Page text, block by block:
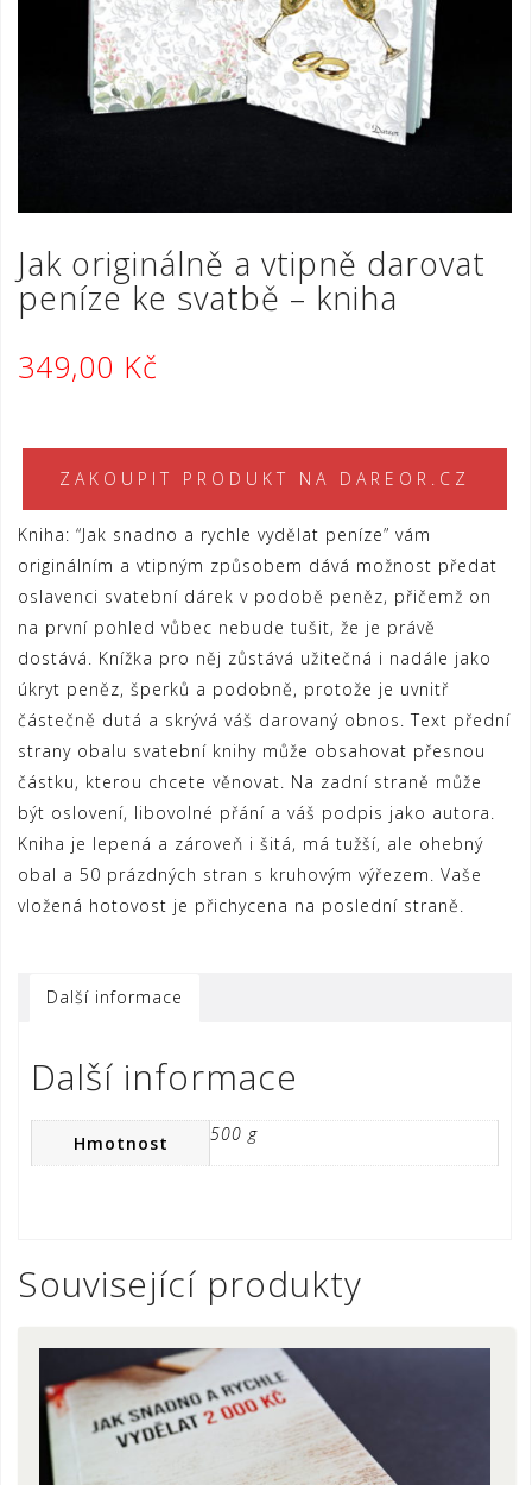
Jak originálně a vtipně darovat
peníze ke svatbě – kniha
349,00 Kč
ZAKOUPIT PRODUKT NA DAREOR.CZ
Kniha: “Jak snadno a rychle vydělat peníze” vám
originálním a vtipným způsobem dává možnost předat
oslavenci svatební dárek v podobě peněz, přičemž on
na první pohled vůbec nebude tušit, že je právě
dostává. Knížka pro něj zůstává užitečná i nadále jako
úkryt peněz, šperků a podobně, protože je uvnitř
částečně dutá a skrývá váš darovaný obnos. Text přední
strany obalu svatební knihy může obsahovat přesnou
částku, kterou chcete věnovat. Na zadní straně může
být oslovení, libovolné přání a váš podpis jako autora.
Kniha je lepená a zároveň i šitá, má tužší, ale ohebný
obal a 50 prázdných stran s kruhovým výřezem. Vaše
vložená hotovost je přichycena na poslední straně.
Další informace
Další informace
Hmotnost 500 g
Související produkty